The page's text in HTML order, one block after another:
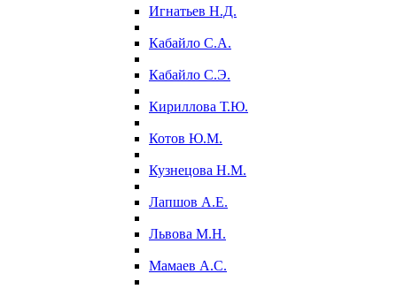
Игнатьев Н.Д.
Кабайло С.А.
Кабайло С.Э.
Кириллова Т.Ю.
Котов Ю.М.
Кузнецова Н.М.
Лапшов А.Е.
Львова М.Н.
Мамаев А.С.